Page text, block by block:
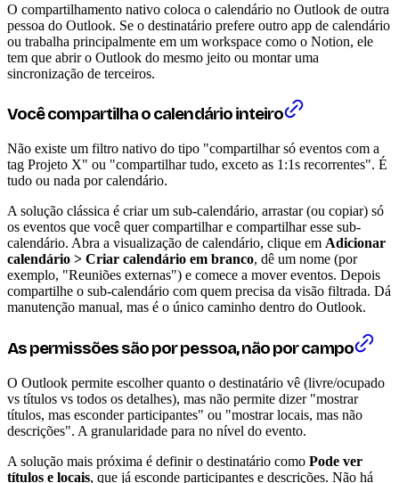
O compartilhamento nativo coloca o calendário no Outlook de outra
pessoa do Outlook. Se o destinatário prefere outro app de calendário
ou trabalha principalmente em um workspace como o Notion, ele
tem que abrir o Outlook do mesmo jeito ou montar uma
sincronização de terceiros.
Você compartilha o calendário inteiro
Não existe um filtro nativo do tipo "compartilhar só eventos com a
tag Projeto X" ou "compartilhar tudo, exceto as 1:1s recorrentes". É
tudo ou nada por calendário.
A solução clássica é criar um sub-calendário, arrastar (ou copiar) só
os eventos que você quer compartilhar e compartilhar esse sub-
calendário. Abra a visualização de calendário, clique em Adicionar
calendário > Criar calendário em branco, dê um nome (por
exemplo, "Reuniões externas") e comece a mover eventos. Depois
compartilhe o sub-calendário com quem precisa da visão filtrada. Dá
manutenção manual, mas é o único caminho dentro do Outlook.
As permissões são por pessoa, não por campo
O Outlook permite escolher quanto o destinatário vê (livre/ocupado
vs títulos vs todos os detalhes), mas não permite dizer "mostrar
títulos, mas esconder participantes" ou "mostrar locais, mas não
descrições". A granularidade para no nível do evento.
A solução mais próxima é definir o destinatário como Pode ver
títulos e locais, que já esconde participantes e descrições. Não há